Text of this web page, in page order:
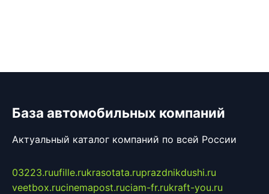
База автомобильных компаний
Актуальный каталог компаний по всей России
03223.ruufille.rukrasotata.ruprazdnikdushi.ru
veetbox.rucinemapost.ruciam-fr.rukraft-you.ru